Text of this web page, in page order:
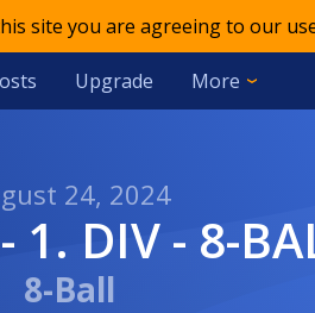
site you are agreeing to our
Upgrade More
24, 2024
- 1. DIV - 8-
8-Ball